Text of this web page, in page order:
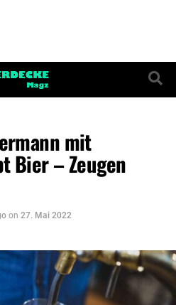
mit
Bier – Zeugen
on 27. Mai 2022